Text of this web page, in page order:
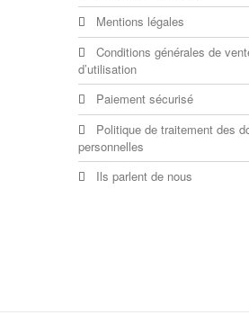
Mentions légales
Conditions générales de
d’utilisation
Paiement sécurisé
Politique de traitement des
personnelles
Ils parlent de nous